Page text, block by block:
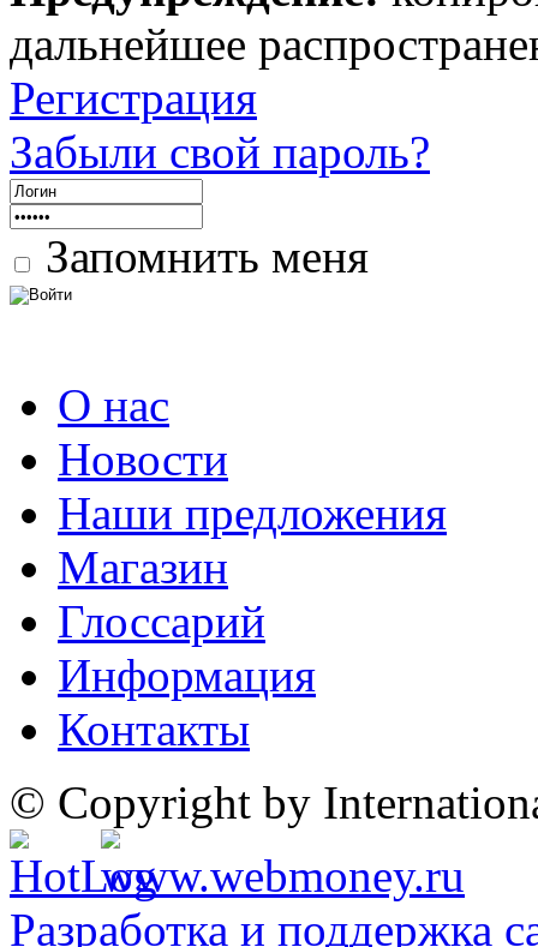
дальнейшее
Регистрация
Забыли свой пароль?
Запомнить меня
О нас
Новости
Наши предложения
Магазин
Глоссарий
Информация
Контакты
© Copyright by
Разработка и поддержка